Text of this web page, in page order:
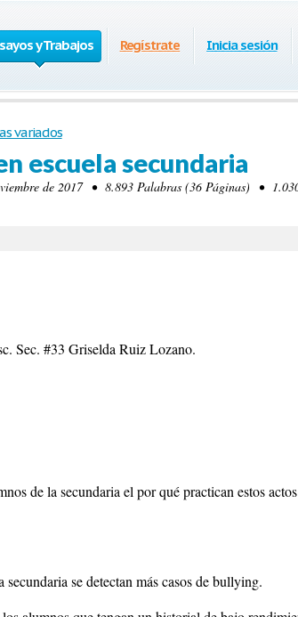
y Trabajos Regístrate Inicia sesión
variados
escuela secundaria
de 2017 • 8.893 Palabras (36 Páginas) •
Sec. #33 Griselda Ruiz Lozano.
de la secundaria el por qué practican estos
se detectan más casos de bullying.